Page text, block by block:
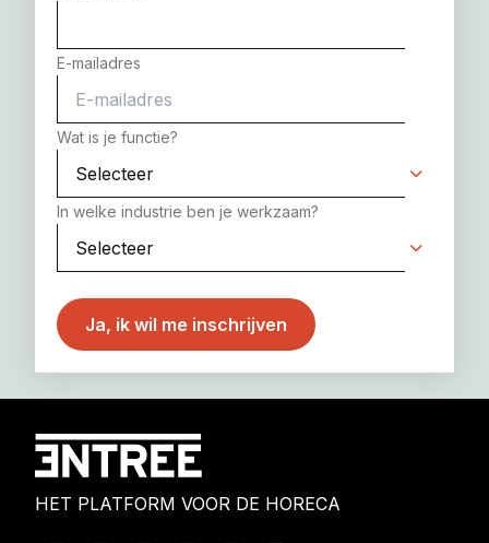
E-mailadres
Wat is je functie?
In welke industrie ben je werkzaam?
HET PLATFORM VOOR DE HORECA